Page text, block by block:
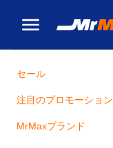
セール
注目のプロモーション
MrMaxブランド